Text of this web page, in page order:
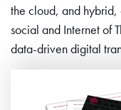
the cloud, and hybrid,
social and Internet of
data-driven digital